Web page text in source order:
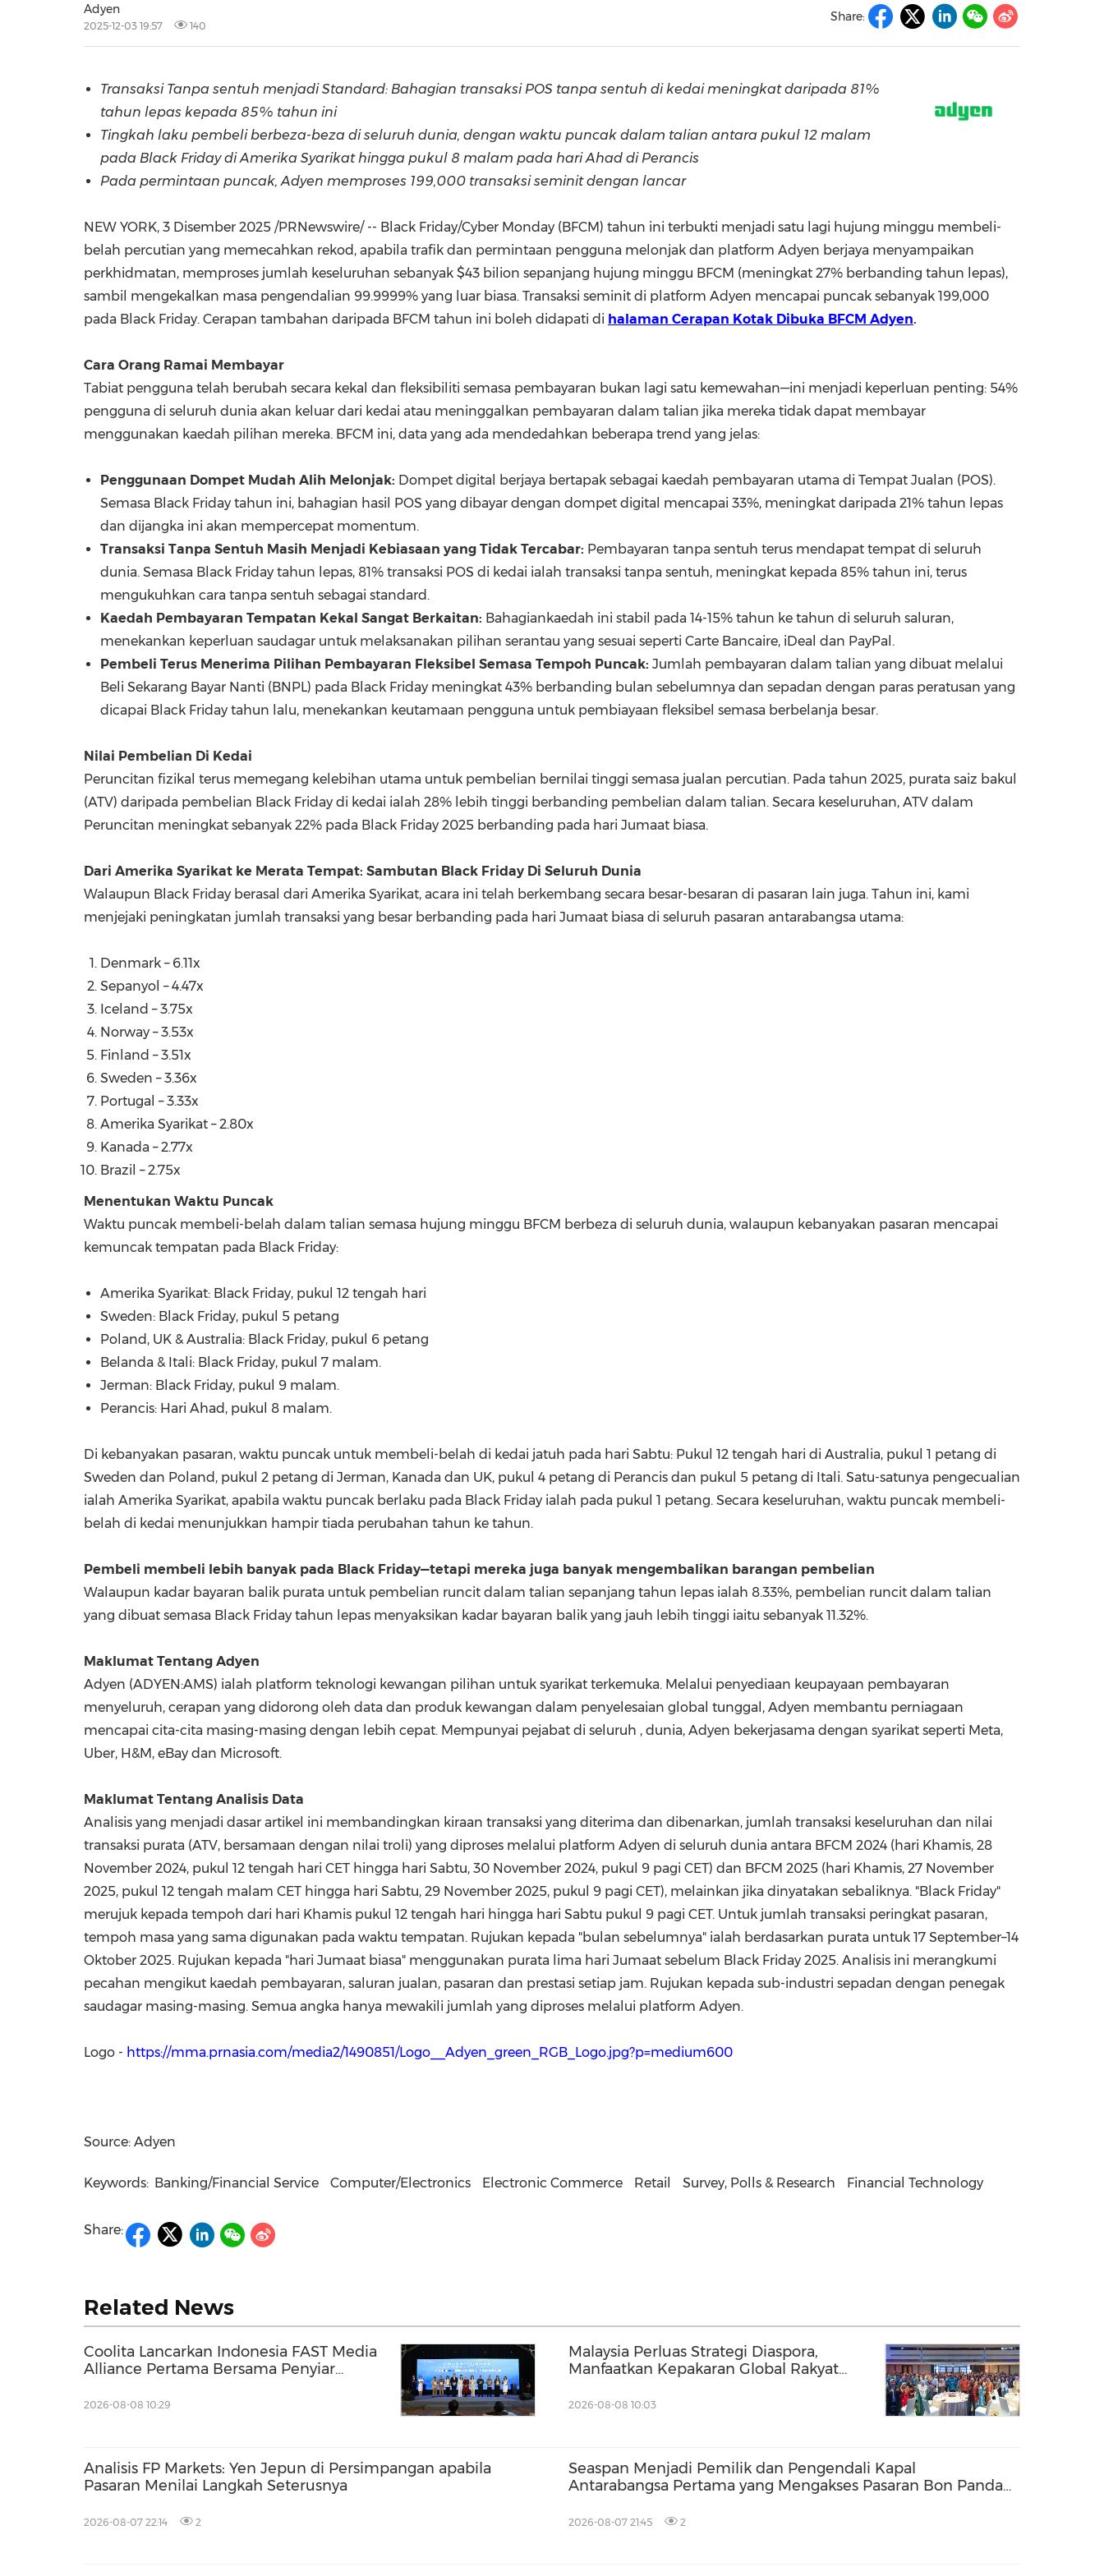
China International Import Expo
Adyen
2025-12-03 19:57 140
Share:
Transaksi Tanpa sentuh menjadi Standard: Bahagian transaksi POS tanpa sentuh di kedai meningkat daripada 81%
tahun lepas kepada 85% tahun ini
Tingkah laku pembeli berbeza-beza di seluruh dunia, dengan waktu puncak dalam talian antara pukul 12 malam
pada Black Fridaydi Amerika Syarikathingga pukul 8 malam pada hari Ahad di Perancis
Pada permintaan puncak, Adyen memproses 199,000 transaksi seminit dengan lancar
NEW YORK, 3 Disember 2025 /PRNewswire/ -- Black Friday/Cyber Monday (BFCM) tahun ini terbukti menjadi satu lagi hujung minggu membeli-
belah percutian yang memecahkan rekod, apabila trafik dan permintaan pengguna melonjak dan platform Adyen berjaya menyampaikan
perkhidmatan, memproses jumlah keseluruhan sebanyak $43 bilion sepanjang hujung minggu BFCM (meningkat 27% berbanding tahun lepas),
sambil mengekalkan masa pengendalian 99.9999% yang luar biasa. Transaksi seminit di platform Adyen mencapai puncak sebanyak 199,000
pada Black Friday. Cerapan tambahan daripada BFCM tahun ini boleh didapati di halaman Cerapan Kotak Dibuka BFCM Adyen.
Cara Orang Ramai Membayar
Tabiat pengguna telah berubah secara kekal dan fleksibiliti semasa pembayaran bukan lagi satu kemewahan—ini menjadi keperluan penting: 54%
pengguna di seluruh dunia akan keluar dari kedai atau meninggalkan pembayaran dalam talian jika mereka tidak dapat membayar
menggunakan kaedah pilihan mereka. BFCM ini, data yang ada mendedahkan beberapa trend yang jelas:
Penggunaan Dompet Mudah Alih Melonjak: Dompet digital berjaya bertapak sebagai kaedah pembayaran utama di Tempat Jualan (POS).
Semasa Black Friday tahun ini, bahagian hasil POS yang dibayar dengan dompet digital mencapai 33%, meningkat daripada 21% tahun lepas
dan dijangka ini akan mempercepat momentum.
Transaksi Tanpa Sentuh Masih Menjadi Kebiasaan yang Tidak Tercabar: Pembayaran tanpa sentuh terus mendapat tempat di seluruh
dunia. Semasa Black Friday tahun lepas, 81% transaksi POS di kedai ialah transaksi tanpa sentuh, meningkat kepada 85% tahun ini, terus
mengukuhkan cara tanpa sentuh sebagai standard.
Kaedah Pembayaran Tempatan Kekal Sangat Berkaitan: Bahagiankaedah ini stabil pada 14-15% tahun ke tahun di seluruh saluran,
menekankan keperluan saudagar untuk melaksanakan pilihan serantau yang sesuai seperti Carte Bancaire, iDeal dan PayPal.
Pembeli Terus Menerima Pilihan Pembayaran Fleksibel Semasa Tempoh Puncak: Jumlah pembayaran dalam talian yang dibuat melalui
Beli Sekarang Bayar Nanti (BNPL) pada Black Friday meningkat 43% berbanding bulan sebelumnya dan sepadan dengan paras peratusan yang
dicapai Black Friday tahun lalu, menekankan keutamaan pengguna untuk pembiayaan fleksibel semasa berbelanja besar.
Nilai Pembelian Di Kedai
Peruncitan fizikal terus memegang kelebihan utama untuk pembelian bernilai tinggi semasa jualan percutian. Pada tahun 2025, purata saiz bakul
(ATV) daripada pembelian Black Friday di kedai ialah 28% lebih tinggi berbanding pembelian dalam talian. Secara keseluruhan, ATV dalam
Peruncitan meningkat sebanyak 22% pada Black Friday 2025 berbanding pada hari Jumaat biasa.
Dari Amerika Syarikat ke Merata Tempat: Sambutan Black Friday Di Seluruh Dunia
Walaupun Black Friday berasal dari Amerika Syarikat, acara ini telah berkembang secara besar-besaran di pasaran lain juga. Tahun ini, kami
menjejaki peningkatan jumlah transaksi yang besar berbanding pada hari Jumaat biasa di seluruh pasaran antarabangsa utama:
Denmark – 6.11x
Sepanyol – 4.47x
Iceland – 3.75x
Norway – 3.53x
Finland – 3.51x
Sweden – 3.36x
Portugal – 3.33x
Amerika Syarikat – 2.80x
Kanada – 2.77x
Brazil – 2.75x
Menentukan Waktu Puncak
Waktu puncak membeli-belah dalam talian semasa hujung minggu BFCM berbeza di seluruh dunia, walaupun kebanyakan pasaran mencapai
kemuncak tempatan pada Black Friday:
Amerika Syarikat: Black Friday, pukul 12 tengah hari
Sweden: Black Friday, pukul 5 petang
Poland , UK &Australia: Black Friday, pukul 6 petang
Belanda & Itali: Black Friday, pukul 7 malam.
Jerman: Black Friday, pukul 9 malam.
Perancis: Hari Ahad , pukul 8 malam.
Di kebanyakan pasaran, waktu puncak untuk membeli-belah di kedai jatuh pada hari Sabtu: Pukul 12 tengah hari di Australia, pukul 1 petang di
Sweden dan Poland , pukul 2 petang di Jerman, Kanada dan UK, pukul 4 petang di Perancis dan pukul 5 petang di Itali. Satu-satunya pengecualian
ialah Amerika Syarikat, apabila waktu puncak berlaku pada Black Friday ialah pada pukul 1 petang. Secara keseluruhan, waktu puncak membeli-
belah di kedai menunjukkan hampir tiada perubahan tahun ke tahun.
Pembeli membeli lebih banyak pada Black Friday—tetapi mereka juga banyak mengembalikan barangan pembelian
Walaupun kadar bayaran balik purata untuk pembelian runcit dalam talian sepanjang tahun lepas ialah 8.33%, pembelian runcit dalam talian
yang dibuat semasa Black Friday tahun lepas menyaksikan kadar bayaran balik yang jauh lebih tinggi iaitu sebanyak 11.32%.
Maklumat Tentang Adyen
Adyen (ADYEN:AMS) ialah platform teknologi kewangan pilihan untuk syarikat terkemuka. Melalui penyediaan keupayaan pembayaran
menyeluruh, cerapan yang didorong oleh data dan produk kewangan dalam penyelesaian global tunggal, Adyen membantu perniagaan
mencapai cita-cita masing-masing dengan lebih cepat. Mempunyai pejabat di seluruh , dunia, Adyen bekerjasama dengan syarikat seperti Meta,
Uber, H&M, eBay dan Microsoft.
Maklumat Tentang Analisis Data
Analisis yang menjadi dasar artikel ini membandingkan kiraan transaksi yang diterima dan dibenarkan, jumlah transaksi keseluruhan dan nilai
transaksi purata (ATV, bersamaan dengan nilai troli) yang diproses melalui platform Adyen di seluruh dunia antara BFCM 2024 (hari Khamis, 28
November 2024, pukul 12 tengah hari CET hingga hari Sabtu, 30 November 2024, pukul 9 pagi CET) dan BFCM 2025 (hari Khamis, 27 November
2025, pukul 12 tengah malam CET hingga hari Sabtu, 29 November 2025, pukul 9 pagi CET), melainkan jika dinyatakan sebaliknya. "Black Friday"
merujuk kepada tempoh dari hari Khamis pukul 12 tengah hari hingga hari Sabtu pukul 9 pagi CET. Untuk jumlah transaksi peringkat pasaran,
tempoh masa yang sama digunakan pada waktu tempatan. Rujukan kepada "bulan sebelumnya" ialah berdasarkan purata untuk 17 September–14
Oktober 2025. Rujukan kepada "hari Jumaat biasa" menggunakan purata lima hari Jumaat sebelum Black Friday 2025. Analisis ini merangkumi
pecahan mengikut kaedah pembayaran, saluran jualan, pasaran dan prestasi setiap jam. Rujukan kepada sub-industri sepadan dengan penegak
saudagar masing-masing. Semua angka hanya mewakili jumlah yang diproses melalui platform Adyen.
Logo - https://mma.prnasia.com/media2/1490851/Logo__Adyen_green_RGB_Logo.jpg?p=medium600
Source: Adyen
Keywords: Banking/Financial Service Computer/Electronics Electronic Commerce Retail Survey, Polls & Research Financial Technology
Share:
Related News
Coolita Lancarkan Indonesia FAST Media
Alliance Pertama Bersama Penyiar
2026-08-08 10:29
Malaysia Perluas Strategi Diaspora,
Manfaatkan Kepakaran Global Rakyat
Tempatan
2026-08-08 10:03
Analisis FP Markets: Yen Jepun di Persimpangan apabila
Pasaran Menilai Langkah Seterusnya
2026-08-07 22:14 2
Seaspan Menjadi Pemilik dan Pengendali Kapal
Antarabangsa Pertama yang Mengakses Pasaran Bon Panda
2026-08-07 21:45 2